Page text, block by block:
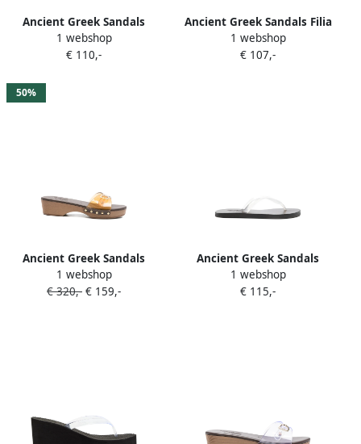
Ancient Greek Sandals
Eleftheria sandalen met
glitters Wit
1 webshop
€ 110,-
Ancient Greek Sandals Filia
slippers met gesp Wit
1 webshop
€ 107,-
50%
Ancient Greek Sandals
Omonia sandalen met
gespdetail Wit
1 webshop
€ 320,- € 159,-
Ancient Greek Sandals
Saionara jelly teenslippers
met leren zool Wit
1 webshop
€ 115,-